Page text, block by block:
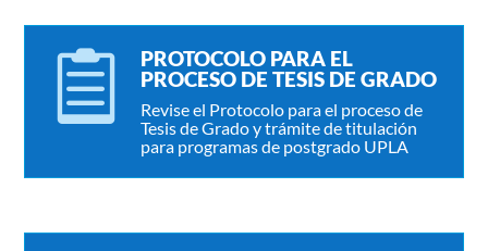

PROTOCOLO PARA EL
PROCESO DE TESIS DE GRADO
Revise el Protocolo para el proceso de
Tesis de Grado y trámite de titulación
para programas de postgrado UPLA